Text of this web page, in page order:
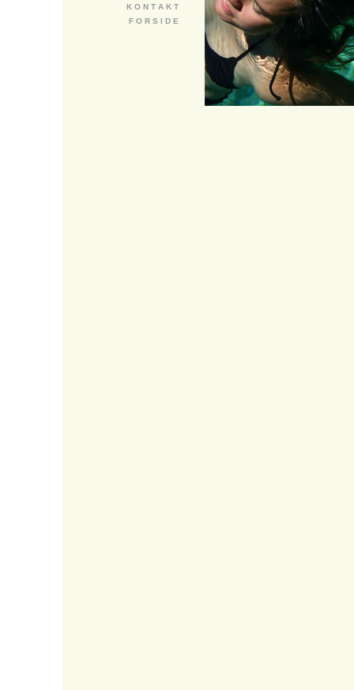
K O N T A K T
F O R S I D E